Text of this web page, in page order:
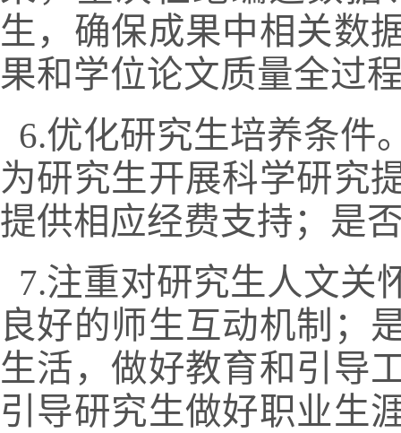
生，确保成果中相关数
果和学位论文质量全过
6.优化研究生培养条件
为研究生开展科学研究
提供相应经费支持；是
7.注重对研究生人文关
良好的师生互动机制；
生活，做好教育和引导
引导研究生做好职业生